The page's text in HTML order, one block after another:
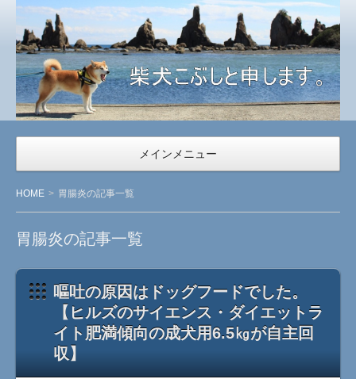
柴
犬
こ
ぶ
し
と
メインメニュー
HOME 胃腸炎の記事一覧
胃腸炎の記事一覧
嘔吐の原因はドッグフードでした。
【ヒルズのサイエンス・ダイエットラ
イト肥満傾向の成犬用6.5㎏が自主回
収】